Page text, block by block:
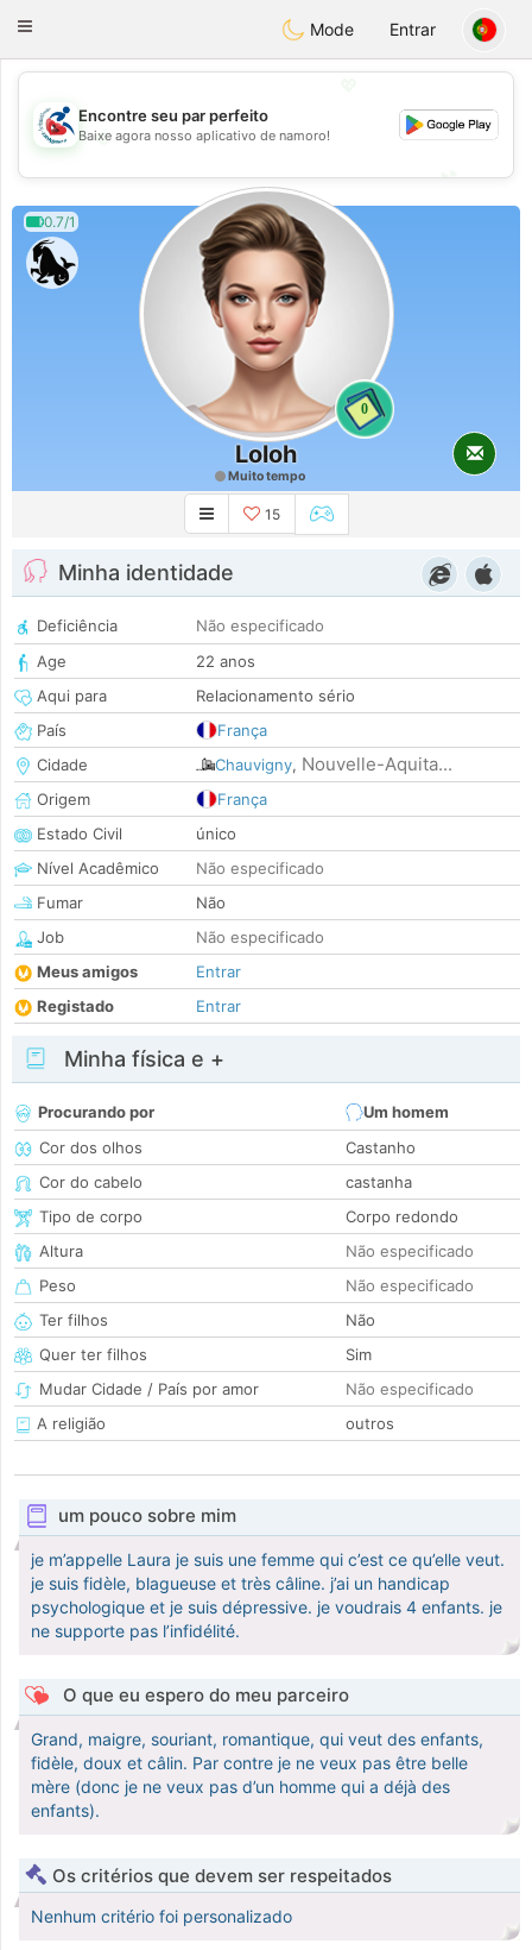
Handi Space
Toggle
Mode Entrar
💖
💕
💕
Encontre seu par perfeito
Baixe agora nosso aplicativo de namoro!
0.7/1
0
Loloh
Muito tempo
15
Minha identidade
Deficiência
Não especificado
Age
22 anos
Aqui para
Relacionamento sério
País
França
Cidade
Chauvigny, Nouvelle-Aquita...
Origem
França
Estado Civil
único
Nível Acadêmico
Não especificado
Fumar
Não
Job
Não especificado
Meus amigos
Entrar
Registado
Entrar
Minha física e +
Procurando por
Um homem
Cor dos olhos
Castanho
Cor do cabelo
castanha
Tipo de corpo
Corpo redondo
Altura
Não especificado
Peso
Não especificado
Ter filhos
Não
Quer ter filhos
Sim
Mudar Cidade / País por amor
Não especificado
A religião
outros
um pouco sobre mim
je m’appelle Laura je suis une femme qui c’est ce qu’elle veut.
je suis fidèle, blagueuse et très câline. j’ai un handicap
psychologique et je suis dépressive. je voudrais 4 enfants. je
ne supporte pas l’infidélité.
O que eu espero do meu parceiro
Grand, maigre, souriant, romantique, qui veut des enfants,
fidèle, doux et câlin. Par contre je ne veux pas être belle
mère (donc je ne veux pas d’un homme qui a déjà des
enfants).
Os critérios que devem ser respeitados
Nenhum critério foi personalizado